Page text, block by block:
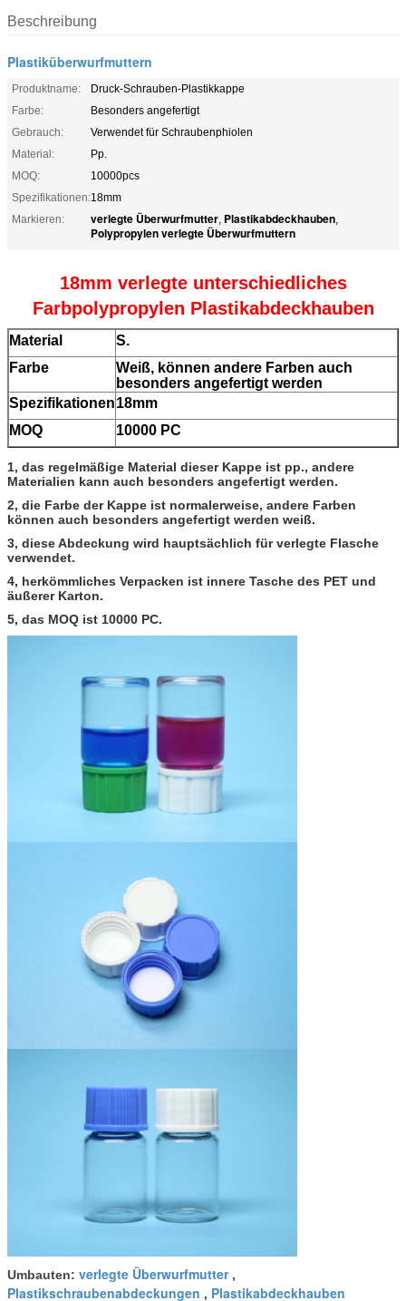
Beschreibung
Plastiküberwurfmuttern
Produktname:
Druck-Schrauben-Plastikkappe
Farbe:
Besonders angefertigt
Gebrauch:
Verwendet für Schraubenphiolen
Material:
Pp.
MOQ:
10000pcs
Spezifikationen:18mm
Markieren:
verlegte Überwurfmutter, Plastikabdeckhauben,
Polypropylen verlegte Überwurfmuttern
18mm verlegte unterschiedliches
Farbpolypropylen Plastikabdeckhauben
Material
S.
Farbe
Weiß, können andere Farben auch
besonders angefertigt werden
Spezifikationen18mm
MOQ
10000 PC
1, das regelmäßige Material dieser Kappe ist pp., andere
Materialien kann auch besonders angefertigt werden.
2, die Farbe der Kappe ist normalerweise, andere Farben
können auch besonders angefertigt werden weiß.
3, diese Abdeckung wird hauptsächlich für verlegte Flasche
verwendet.
4, herkömmliches Verpacken ist innere Tasche des PET und
äußerer Karton.
5, das MOQ ist 10000 PC.
Umbauten: verlegte Überwurfmutter,
Plastikschraubenabdeckungen , Plastikabdeckhauben